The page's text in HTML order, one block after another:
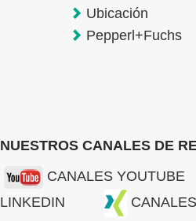
Ubicación
Pepperl+Fuchs
NUESTROS CANALES DE
CANALES YOUTUBE
LINKEDIN